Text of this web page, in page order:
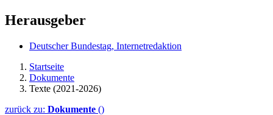
Herausgeber
Deutscher Bundestag, Internetredaktion
Startseite
Dokumente
Texte (2021-2026)
zurück zu: Dokumente ()